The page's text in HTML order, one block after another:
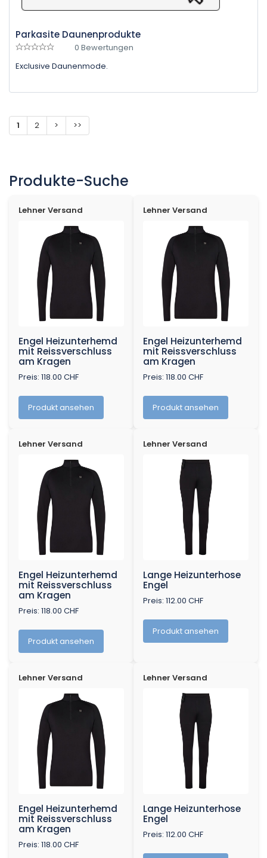
Parkasite Daunenprodukte
0 Bewertungen
Exclusive Daunenmode.
1 2 > >>
Produkte-Suche
Lehner Versand
Engel Heizunterhemd
mit Reissverschluss
am Kragen
Preis: 118.00 CHF
Produkt ansehen
Lehner Versand
Engel Heizunterhemd
mit Reissverschluss
am Kragen
Preis: 118.00 CHF
Produkt ansehen
Lehner Versand
Engel Heizunterhemd
mit Reissverschluss
am Kragen
Preis: 118.00 CHF
Produkt ansehen
Lehner Versand
Lange Heizunterhose
Engel
Preis: 112.00 CHF
Produkt ansehen
Lehner Versand
Engel Heizunterhemd
mit Reissverschluss
am Kragen
Preis: 118.00 CHF
Lehner Versand
Lange Heizunterhose
Engel
Preis: 112.00 CHF